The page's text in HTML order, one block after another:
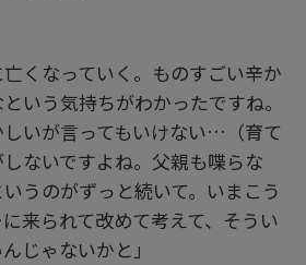
亡くなっていく。ものすごい辛か
いう気持ちがわかったですね。
いが言ってもいけない…（育て
ないですよね。父親も喋らな
うのがずっと続いて。いまこう
来られて改めて考えて、そうい
じゃないかと」